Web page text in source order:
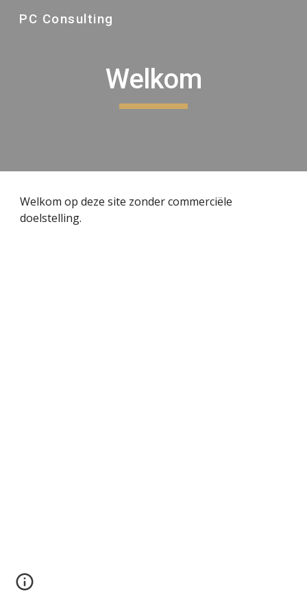
Skip to main content
PC Consulting
Welkom
Welkom op deze site zonder commerciële
doelstelling.